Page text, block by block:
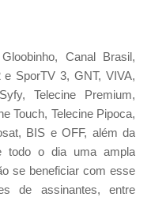
Canal Brasil,
e SporTV 3, GNT, VIVA,
Telecine Premium,
Touch, Telecine Pipoca,
BIS e OFF, além da
todo o dia uma ampla
se beneficiar com esse
de assinantes, entre